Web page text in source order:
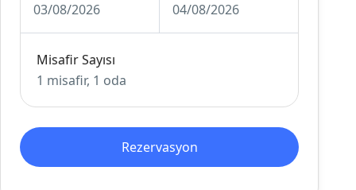
03/08/2026
04/08/2026
Misafir Sayısı
1 misafir, 1 oda
Rezervasyon